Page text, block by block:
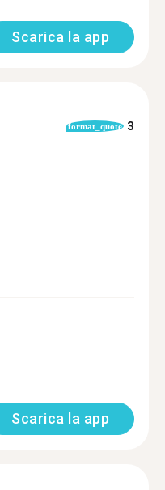
Scarica la app
format_quote 3
Scarica la app